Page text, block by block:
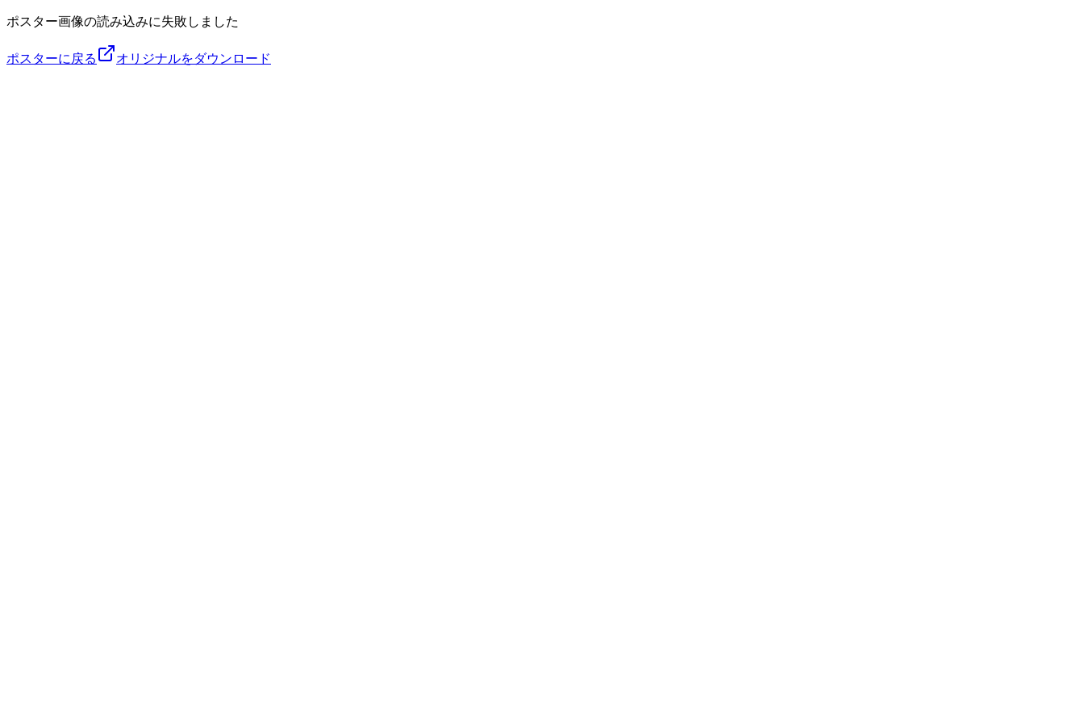
ポスター画像の読み込みに失敗しました
ポスターに戻る オリジナルをダウンロード